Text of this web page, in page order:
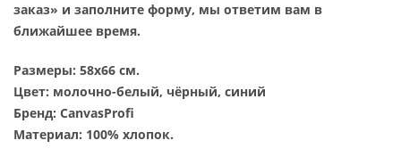
заказ» и заполните форму, мы ответим вам в
ближайшее время.
Размеры: 58х66 см.
Цвет: молочно-белый, чёрный, синий
Бренд: CanvasProfi
Материал: 100% хлопок.